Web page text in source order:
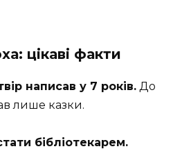
цікаві факти
написав у 7 років. До
лише казки.
бібліотекарем.